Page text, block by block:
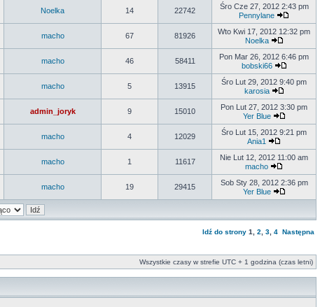
Noelka 14 22742
Śro Cze 27, 2012 2:43 pm
Pennylane
macho 67 81926
Wto Kwi 17, 2012 12:32 pm
Noelka
macho 46 58411
Pon Mar 26, 2012 6:46 pm
bobski66
macho 5 13915
Śro Lut 29, 2012 9:40 pm
karosia
admin_joryk 9 15010
Pon Lut 27, 2012 3:30 pm
Yer Blue
macho 4 12029
Śro Lut 15, 2012 9:21 pm
Ania1
macho 1 11617
Nie Lut 12, 2012 11:00 am
macho
macho 19 29415
Sob Sty 28, 2012 2:36 pm
Yer Blue
Idź do strony 1 2 3 4 Następna
Wszystkie czasy w strefie UTC + 1 godzina (czas letni)